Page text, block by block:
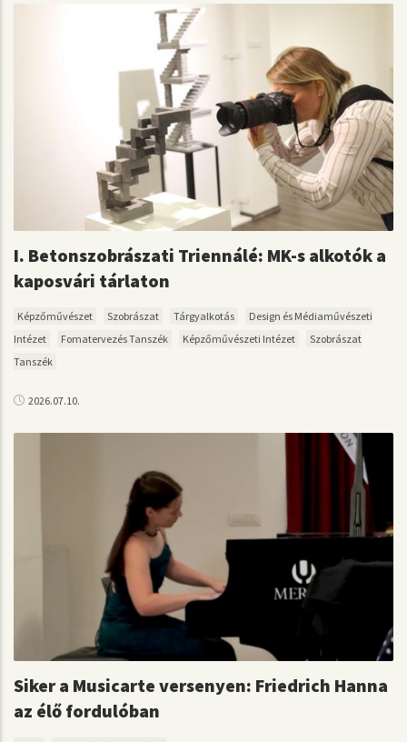
I. Betonszobrászati Triennálé: MK-s alkotók a
kaposvári tárlaton
Képzőművészet Szobrászat Tárgyalkotás
Design és Médiaművészeti
Intézet
Fomatervezés Tanszék Képzőművészeti Intézet
Szobrászat
Tanszék
2026.07.10.
Siker a Musicarte versenyen: Friedrich Hanna
az élő fordulóban